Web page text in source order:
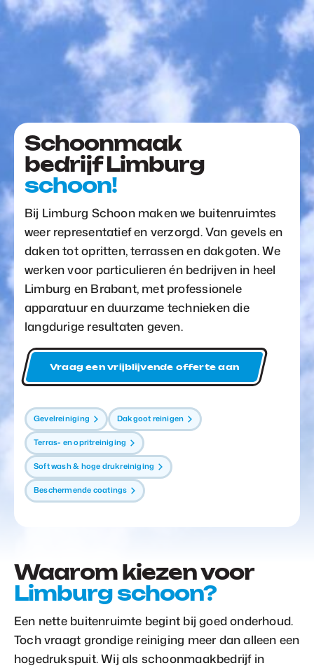
Gevelreiniging Dakgoot reinigen
Terras- en opritreiniging
Soft wash & hoge drukreiniging
Beschermende coatings
Schoonmaak
bedrijf Limburg
schoon!
Bij Limburg Schoon maken we buitenruimtes
weer representatief en verzorgd. Van gevels en
daken tot opritten, terrassen en dakgoten. We
werken voor particulieren én bedrijven in heel
Limburg en Brabant, met professionele
apparatuur en duurzame technieken die
langdurige resultaten geven.
Vraag een vrijblijvende offerte aan
Waarom kiezen voor
Limburg schoon?
Een nette buitenruimte begint bij goed onderhoud.
Toch vraagt grondige reiniging meer dan alleen een
hogedrukspuit. Wij als schoonmaakbedrijf in